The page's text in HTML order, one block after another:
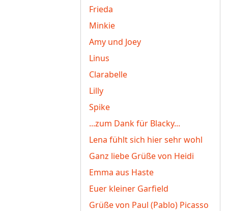
Frieda
Minkie
Amy und Joey
Linus
Clarabelle
Lilly
Spike
...zum Dank für Blacky...
Lena fühlt sich hier sehr wohl
Ganz liebe Grüße von Heidi
Emma aus Haste
Euer kleiner Garfield
Grüße von Paul (Pablo) Picasso